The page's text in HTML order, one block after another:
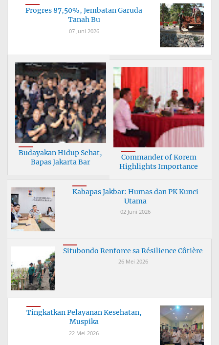
Progres 87,50%, Jembatan Garuda
Tanah Bu
07 Juni 2026
Budayakan Hidup Sehat,
Bapas Jakarta Bar
Commander of Korem
Highlights Importance
Kabapas Jakbar: Humas dan PK Kunci
Utama
02 Juni 2026
Situbondo Renforce sa Résilience Côtière
26 Mei 2026
Tingkatkan Pelayanan Kesehatan,
Muspika
22 Mei 2026